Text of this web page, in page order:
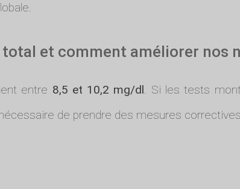
et comment améliorer nos
entre 8,5 et 10,2 mg/dl. Si les tests
de prendre des mesures